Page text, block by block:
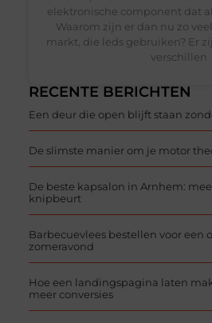
RECENTE BERICHTEN
Een deur die open blijft staan
De slimste manier om je motor
De beste kapsalon in Arnhem:
knipbeurt
Barbecuevlees bestellen voor een
zomeravond
Hoe een landingspagina laten
meer conversies
elektronische component dat
Waarom zijn er dan nu zo
markt, die leds gebruiken? Er
verschillen